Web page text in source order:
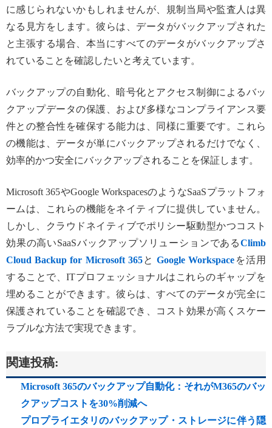
に感じられないかもしれませんが、規制当局や監査人は異
なる見方をします。彼らは、データがバックアップされた
と主張する場合、本当にすべてのデータがバックアップさ
れていることを確認したいと考えています。
バックアップの自動化、暗号化とアクセス制御によるバッ
クアップデータの保護、および多様なコンプライアンス要
件との整合性を確保する能力は、同様に重要です。これら
の機能は、データが単にバックアップされるだけでなく、
効率的かつ安全にバックアップされることを保証します。
Microsoft 365やGoogle WorkspacesのようなSaaSプラットフォ
ームは、これらの機能をネイティブに提供していません。
しかし、クラウドネイティブでポリシー駆動型かつコスト
効果の高いSaaSバックアップソリューションであるClimb
Cloud Backup for Microsoft 365と Google Workspace を活用
することで、ITプロフェッショナルはこれらのギャップを
埋めることができます。彼らは、すべてのデータが完全に
保護されていることを確認でき、コスト効果が高くスケー
ラブルな方法で実現できます。
関連投稿:
Microsoft 365のバックアップ自動化：それがM365のバッ
クアップコストを30%削減へ
プロプライエタリのバックアップ・ストレージに伴う隠